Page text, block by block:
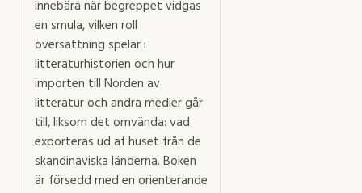
innebära när begreppet vidgas
en smula, vilken roll
översättning spelar i
litteraturhistorien och hur
importen till Norden av
litteratur och andra medier går
till, liksom det omvända: vad
exporteras ud af huset från de
skandinaviska länderna. Boken
är försedd med en orienterande